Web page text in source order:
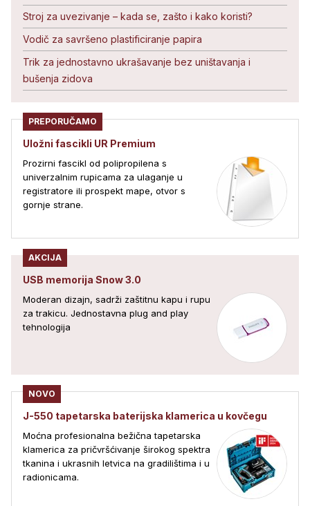
Stroj za uvezivanje – kada se, zašto i kako koristi?
Vodič za savršeno plastificiranje papira
Trik za jednostavno ukrašavanje bez uništavanja i
bušenja zidova
PREPORUČAMO
Uložni fascikli UR Premium
Prozirni fascikl od polipropilena s
univerzalnim rupicama za ulaganje u
registratore ili prospekt mape, otvor s
gornje strane.
AKCIJA
USB memorija Snow 3.0
Moderan dizajn, sadrži zaštitnu kapu i rupu
za trakicu. Jednostavna plug and play
tehnologija
NOVO
J-550 tapetarska baterijska klamerica u kovčegu
Moćna profesionalna bežična tapetarska
klamerica za pričvršćivanje širokog spektra
tkanina i ukrasnih letvica na gradilištima i u
radionicama.